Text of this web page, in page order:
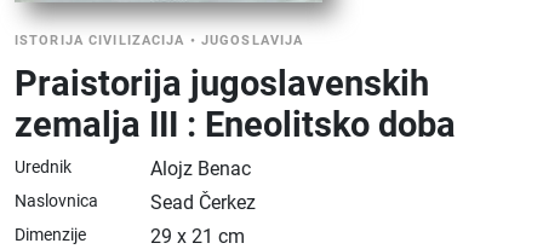
ISTORIJA CIVILIZACIJA • JUGOSLAVIJA
Praistorija jugoslavenskih
zemalja III : Eneolitsko doba
Urednik Alojz Benac
Naslovnica Sead Čerkez
Dimenzije 29 x 21 cm